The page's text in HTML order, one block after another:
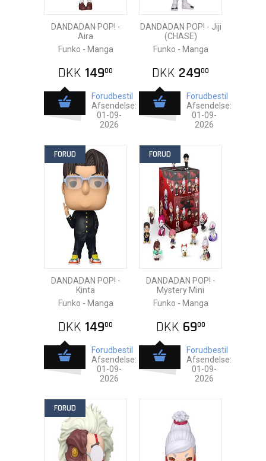
DANDADAN POP! -
Aira
Funko - Manga
DKK 14900
Forudbestil
Afsendelse:
01-09-
2026
DANDADAN POP! - Jiji
(CHASE)
Funko - Manga
DKK 24900
Forudbestil
Afsendelse:
01-09-
2026
FORUD
DANDADAN POP! -
Kinta
Funko - Manga
DKK 14900
Forudbestil
Afsendelse:
01-09-
2026
FORUD
DANDADAN POP! -
Mystery Mini
Funko - Manga
DKK 6900
Forudbestil
Afsendelse:
01-09-
2026
FORUD